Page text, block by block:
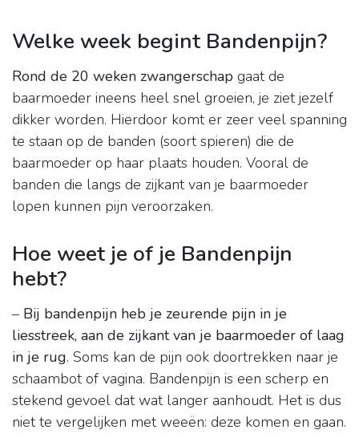
Welke week begint Bandenpijn?
Rond de 20 weken zwangerschap gaat de
baarmoeder ineens heel snel groeien, je ziet jezelf
dikker worden. Hierdoor komt er zeer veel spanning
te staan op de banden (soort spieren) die de
baarmoeder op haar plaats houden. Vooral de
banden die langs de zijkant van je baarmoeder
lopen kunnen pijn veroorzaken.
Hoe weet je of je Bandenpijn
hebt?
– Bij bandenpijn heb je zeurende pijn in je
liesstreek, aan de zijkant van je baarmoeder of laag
in je rug. Soms kan de pijn ook doortrekken naar je
schaambot of vagina. Bandenpijn is een scherp en
stekend gevoel dat wat langer aanhoudt. Het is dus
niet te vergelijken met weeën: deze komen en gaan.